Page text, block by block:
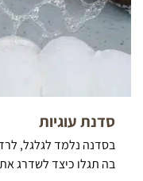
סדנת עוגיות
בסדנה נלמד לגלגל,
בה תגלו כיצד לשדרג